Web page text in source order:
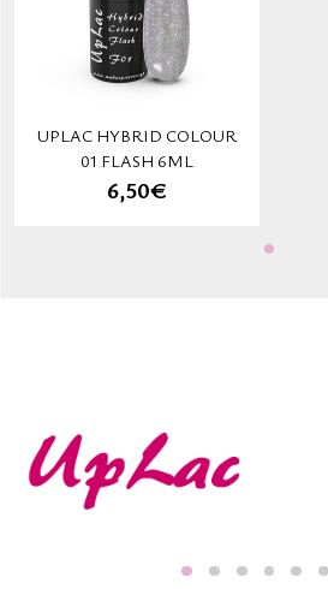
UPLAC HYBRID COLOUR
01 FLASH 6ML
6,50€